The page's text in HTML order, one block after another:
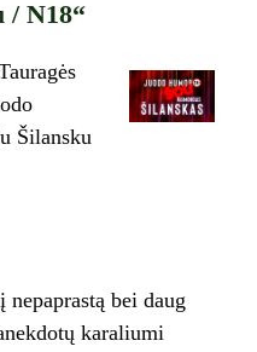
/ N18“
Šilansku
bei daug
karaliumi